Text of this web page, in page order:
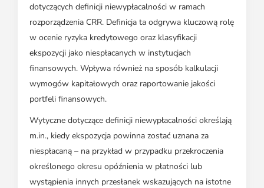
dotyczących definicji niewypłacalności w ramach
rozporządzenia CRR. Definicja ta odgrywa kluczową rolę
w ocenie ryzyka kredytowego oraz klasyfikacji
ekspozycji jako niespłacanych w instytucjach
finansowych. Wpływa również na sposób kalkulacji
wymogów kapitałowych oraz raportowanie jakości
portfeli finansowych.
Wytyczne dotyczące definicji niewypłacalności określają
m.in., kiedy ekspozycja powinna zostać uznana za
niespłacaną – na przykład w przypadku przekroczenia
określonego okresu opóźnienia w płatności lub
wystąpienia innych przesłanek wskazujących na istotne